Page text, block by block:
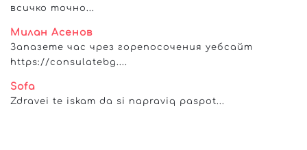
всичко точно...
Милан Асенов
Запазете час чрез горепосочения уебсайт
https://consulatebg....
Sofa
Zdravei te iskam da si napraviq paspot...